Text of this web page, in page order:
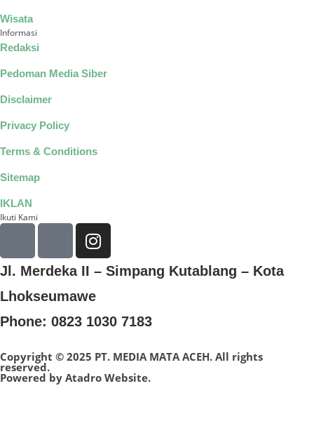
Wisata
Informasi
Redaksi
Pedoman Media Siber
Disclaimer
Privacy Policy
Terms & Conditions
Sitemap
IKLAN
Ikuti Kami
Jl. Merdeka II – Simpang Kutablang – Kota
Lhokseumawe
Phone: 0823 1030 7183
Copyright © 2025 PT. MEDIA MATA ACEH. All rights
reserved.
Powered by Atadro Website.